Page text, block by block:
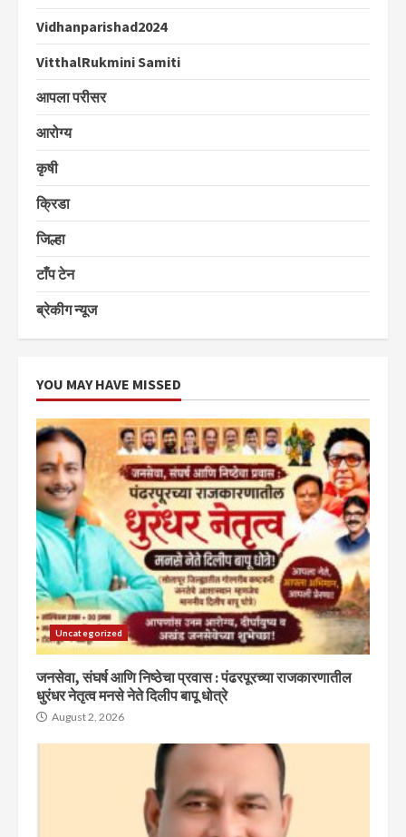
Vidhanparishad2024
VitthalRukmini Samiti
आपला परीसर
आरोग्य
कृषी
क्रिडा
जिल्हा
टाँप टेन
ब्रेकीग न्यूज
YOU MAY HAVE MISSED
Uncategorized
जनसेवा, संघर्ष आणि निष्ठेचा प्रवास : पंढरपूरच्या राजकारणातील
धुरंधर नेतृत्व मनसे नेते दिलीप बापू धोत्रे
August 2, 2026